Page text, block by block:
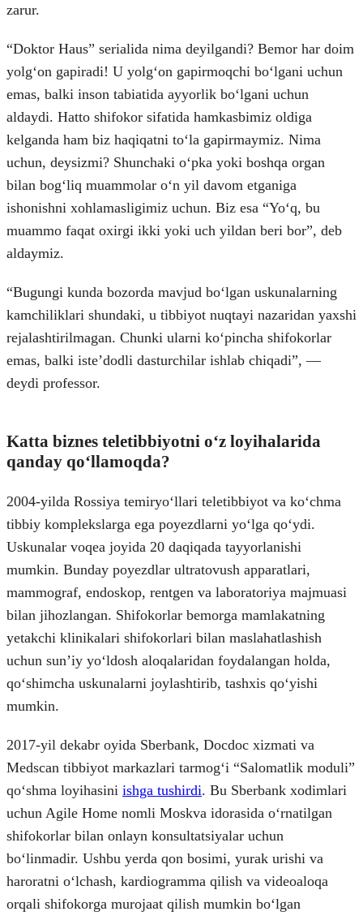
zarur.
“Doktor Haus” serialida nima deyilgandi? Bemor har doim
yolgʻon gapiradi! U yolgʻon gapirmoqchi boʻlgani uchun
emas, balki inson tabiatida ayyorlik boʻlgani uchun
aldaydi. Hatto shifokor sifatida hamkasbimiz oldiga
kelganda ham biz haqiqatni toʻla gapirmaymiz. Nima
uchun, deysizmi? Shunchaki oʻpka yoki boshqa organ
bilan bogʻliq muammolar oʻn yil davom etganiga
ishonishni xohlamasligimiz uchun. Biz esa “Yoʻq, bu
muammo faqat oxirgi ikki yoki uch yildan beri bor”, deb
aldaymiz.
“Bugungi kunda bozorda mavjud boʻlgan uskunalarning
kamchiliklari shundaki, u tibbiyot nuqtayi nazaridan yaxshi
rejalashtirilmagan. Chunki ularni koʻpincha shifokorlar
emas, balki isteʼdodli dasturchilar ishlab chiqadi”, —
deydi professor.
Katta biznes teletibbiyotni oʻz loyihalarida
qanday qoʻllamoqda?
2004-yilda Rossiya temiryoʻllari teletibbiyot va koʻchma
tibbiy komplekslarga ega poyezdlarni yoʻlga qoʻydi.
Uskunalar voqea joyida 20 daqiqada tayyorlanishi
mumkin. Bunday poyezdlar ultratovush apparatlari,
mammograf, endoskop, rentgen va laboratoriya majmuasi
bilan jihozlangan. Shifokorlar bemorga mamlakatning
yetakchi klinikalari shifokorlari bilan maslahatlashish
uchun sunʼiy yoʻldosh aloqalaridan foydalangan holda,
qoʻshimcha uskunalarni joylashtirib, tashxis qoʻyishi
mumkin.
2017-yil dekabr oyida Sberbank, Docdoc xizmati va
Medscan tibbiyot markazlari tarmogʻi “Salomatlik moduli”
qoʻshma loyihasini ishga tushirdi. Bu Sberbank xodimlari
uchun Agile Home nomli Moskva idorasida oʻrnatilgan
shifokorlar bilan onlayn konsultatsiyalar uchun
boʻlinmadir. Ushbu yerda qon bosimi, yurak urishi va
haroratni oʻlchash, kardiogramma qilish va videoaloqa
orqali shifokorga murojaat qilish mumkin boʻlgan